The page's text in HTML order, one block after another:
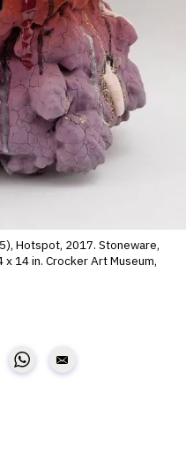
RAISONNÉ
AUX GALERISTES
ARTISTE
D'EXPO
Hotspot, 2017. Stoneware,
14 in. Crocker Art Museum,